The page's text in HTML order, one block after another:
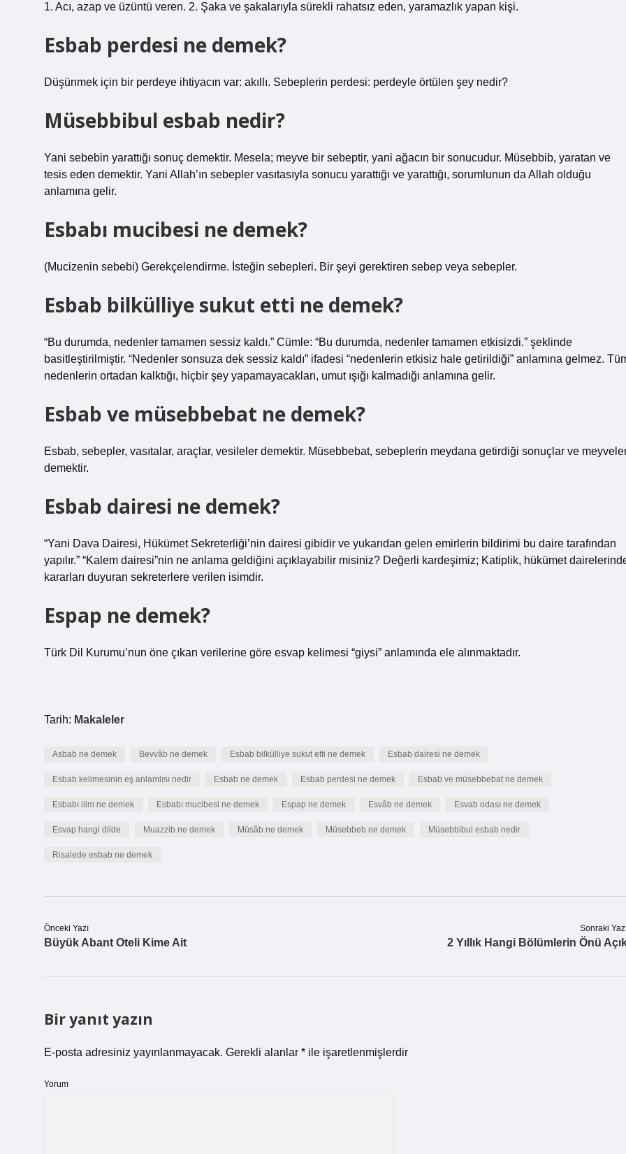
1. Acı, azap ve üzüntü veren. 2. Şaka ve şakalarıyla sürekli rahatsız eden, yaramazlık yapan kişi.
Esbab perdesi ne demek?
Düşünmek için bir perdeye ihtiyacın var: akıllı. Sebeplerin perdesi: perdeyle örtülen şey nedir?
Müsebbibul esbab nedir?
Yani sebebin yarattığı sonuç demektir. Mesela; meyve bir sebeptir, yani ağacın bir sonucudur. Müsebbib, yaratan ve
tesis eden demektir. Yani Allah’ın sebepler vasıtasıyla sonucu yarattığı ve yarattığı, sorumlunun da Allah olduğu
anlamına gelir.
Esbabı mucibesi ne demek?
(Mucizenin sebebi) Gerekçelendirme. İsteğin sebepleri. Bir şeyi gerektiren sebep veya sebepler.
Esbab bilkülliye sukut etti ne demek?
“Bu durumda, nedenler tamamen sessiz kaldı.” Cümle: “Bu durumda, nedenler tamamen etkisizdi.” şeklinde
basitleştirilmiştir. “Nedenler sonsuza dek sessiz kaldı” ifadesi “nedenlerin etkisiz hale getirildiği” anlamına gelmez.
nedenlerin ortadan kalktığı, hiçbir şey yapamayacakları, umut ışığı kalmadığı anlamına gelir.
Esbab ve müsebbebat ne demek?
Esbab, sebepler, vasıtalar, araçlar, vesileler demektir. Müsebbebat, sebeplerin meydana getirdiği sonuçlar ve
demektir.
Esbab dairesi ne demek?
“Yani Dava Dairesi, Hükümet Sekreterliği’nin dairesi gibidir ve yukarıdan gelen emirlerin bildirimi bu daire tarafından
yapılır.” “Kalem dairesi”nin ne anlama geldiğini açıklayabilir misiniz? Değerli kardeşimiz; Katiplik, hükümet
kararları duyuran sekreterlere verilen isimdir.
Espap ne demek?
Türk Dil Kurumu’nun öne çıkan verilerine göre esvap kelimesi “giysi” anlamında ele alınmaktadır.
Tarih: Makaleler
Asbab ne demek Bevvâb ne demek Esbab bilkülliye sukut etti ne demek Esbab dairesi ne demek
Esbab kelimesinin eş anlamlısı nedir Esbab ne demek Esbab perdesi ne demek Esbab ve müsebbebat ne demek
Esbabı ilim ne demek Esbabı mucibesi ne demek Espap ne demek Esvâb ne demek Esvab odası ne demek
Esvap hangi dilde Muazzib ne demek Müsâb ne demek Müsebbeb ne demek Müsebbibul esbab nedir
Risalede esbab ne demek
Önceki Yazı
Büyük Abant Oteli Kime Ait
Sonraki
2 Yıllık Hangi Bölümlerin Önü
Bir yanıt yazın
E-posta adresiniz yayınlanmayacak. Gerekli alanlar * ile işaretlenmişlerdir
Yorum